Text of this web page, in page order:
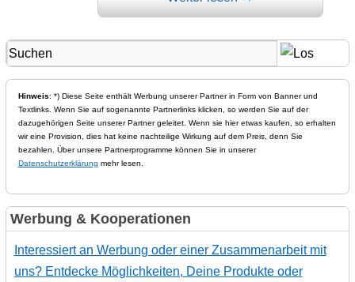
Hinweis: *) Diese Seite enthält Werbung unserer Partner in Form von Banner und
Textlinks. Wenn Sie auf sogenannte Partnerlinks klicken, so werden Sie auf der
dazugehörigen Seite unserer Partner geleitet. Wenn sie hier etwas kaufen, so erhalten
wir eine Provision, dies hat keine nachteilige Wirkung auf dem Preis, denn Sie
bezahlen. Über unsere Partnerprogramme können Sie in unserer
Datenschutzerklärung mehr lesen.
Werbung & Kooperationen
Interessiert an Werbung oder einer Zusammenarbeit mit
uns? Entdecke Möglichkeiten, Deine Produkte oder